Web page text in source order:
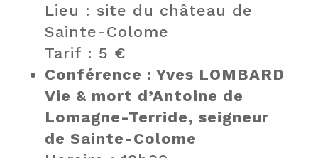
Lieu : site du château de
Sainte-Colome
Tarif : 5 €
Conférence : Yves LOMBARD
Vie & mort d’Antoine de
Lomagne-Terride, seigneur
de Sainte-Colome